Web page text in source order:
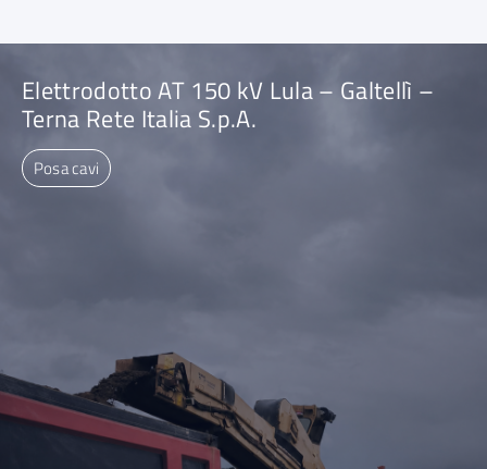
Elettrodotto AT 150 kV Lula – Galtellì –
Terna Rete Italia S.p.A.
Posa cavi